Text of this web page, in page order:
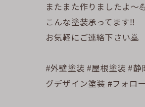
またまた作りましたよ〜
こんな塗装承ってます‼️
お気軽にご連絡下さい🙇
#外壁塗装 #屋根塗装 #
グデザイン塗装 #フォロ